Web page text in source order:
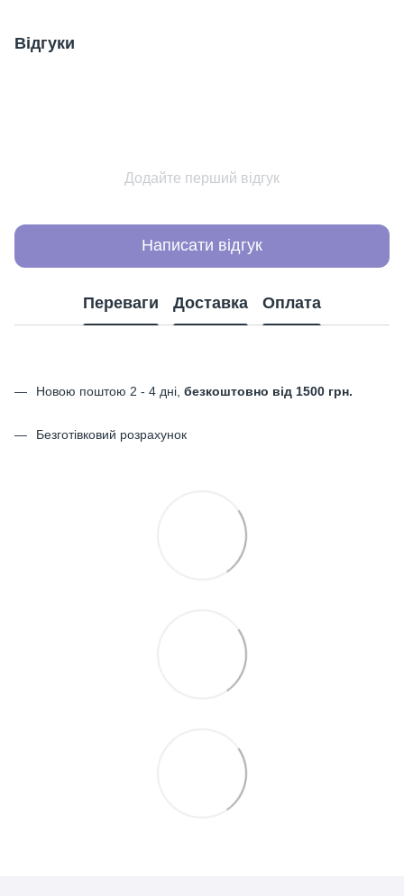
Відгуки
Додайте перший відгук
Написати відгук
Переваги Доставка Оплата
Новою поштою 2 - 4 дні, безкоштовно від 1500 грн.
Безготівковий розрахунок